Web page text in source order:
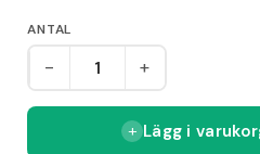
en flexibel och effektiv lösning.
ANTAL
- +
Lägg i